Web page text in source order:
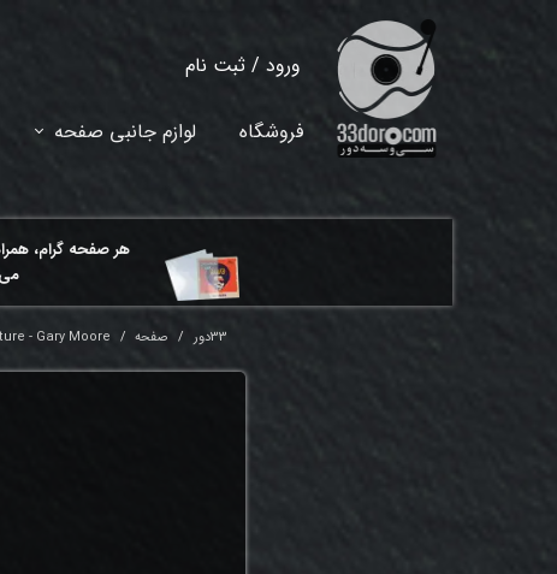
ورود / ثبت نام
خروج از حساب کاربری
فروشگاه لوازم جانبی صفحه
هر ​صفحه گرام،
33دور صفحه - Gary Moore